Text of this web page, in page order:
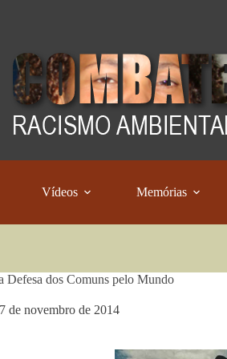
Vídeos Memórias
Defesa dos Comuns pelo Mundo
de novembro de 2014